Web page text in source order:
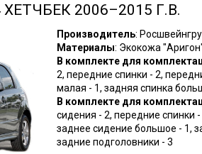
2006–2015 Г.В.
Производитель:
Материалы: Экокожа
В комплекте для
2, передние спинки - 2,
малая - 1, задняя спинка
В комплекте для
сидения - 2, передние спинки
заднее сидение большое - 1,
задние подголовники - 3